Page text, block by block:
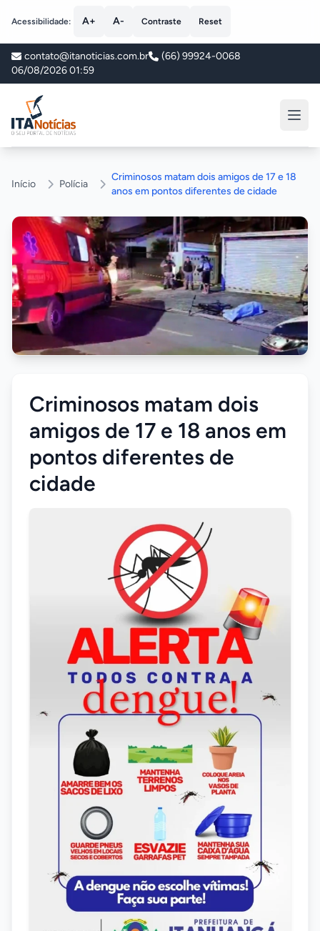
Acessibilidade: A+ A- Contraste Reset
contato@itanoticias.com.br
(66) 99924-0068
06/08/2026 01:59
ITA Notícias
Início Polícia
Criminosos matam dois amigos de 17 e 18
anos em pontos diferentes de cidade
Criminosos matam dois
amigos de 17 e 18 anos em
pontos diferentes de
cidade